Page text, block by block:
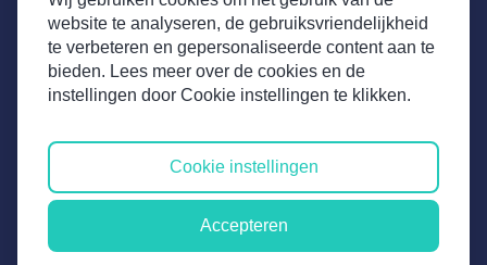
Instagram
Facebook
LinkedIn
Disclaimer
Algemene voorwaarden
Privacy verklaring
website te analyseren, de gebruiksvriendelijkheid
te verbeteren en gepersonaliseerde content aan te
bieden. Lees meer over de cookies en de
instellingen door Cookie instellingen te klikken.
Cookie instellingen
Accepteren